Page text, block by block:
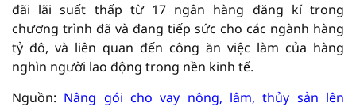
đãi lãi suất thấp từ 17 ngân hàng đăng kí trong
chương trình đã và đang tiếp sức cho các ngành hàng
tỷ đô, và liên quan đến công ăn việc làm của hàng
nghìn người lao động trong nền kinh tế.
Nguồn: Nâng gói cho vay nông, lâm, thủy sản lên